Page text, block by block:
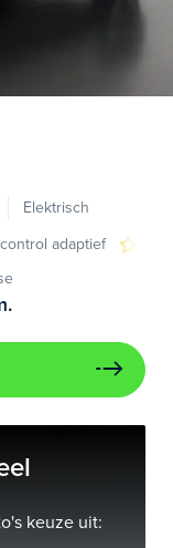
Elektrisch
adaptief
keuze uit: